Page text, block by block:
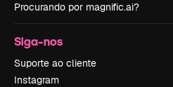
Procurando por magnific.ai?
Siga-nos
Suporte ao cliente
Instagram